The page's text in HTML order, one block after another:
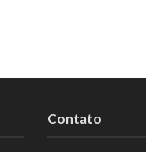
Contato